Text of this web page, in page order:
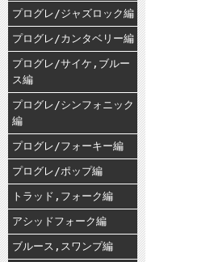
プログレ/ジャズロック編
プログレ/カンタベリー編
プログレ/サイケ,ブルー
ス編
プログレ/シンフォニック
編
プログレ/フォーキー編
プログレ/ポップ編
トラッド,フォーク編
アシッドフォーク編
ブルース,スワンプ編